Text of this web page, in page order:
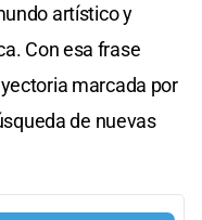
artístico y
Con esa frase
marcada por
de nuevas